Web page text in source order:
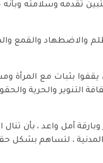
تقدمه وسلامته
يقفوا بثبات مع
التنوير والحرية
أمل واعد ، بأن
، لتساهم بشكل